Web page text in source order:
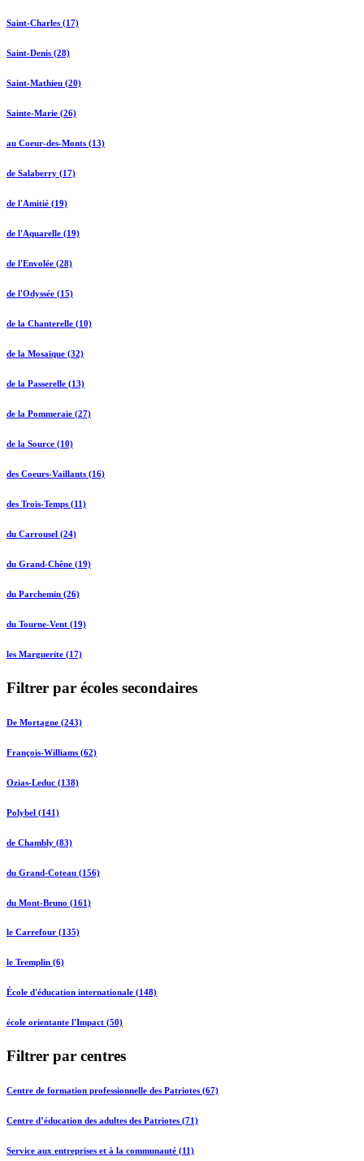
Saint-Charles (17)
Saint-Denis (28)
Saint-Mathieu (20)
Sainte-Marie (26)
au Coeur-des-Monts (13)
de Salaberry (17)
de l'Amitié (19)
de l'Aquarelle (19)
de l'Envolée (28)
de l'Odyssée (15)
de la Chanterelle (10)
de la Mosaïque (32)
de la Passerelle (13)
de la Pommeraie (27)
de la Source (10)
des Coeurs-Vaillants (16)
des Trois-Temps (11)
du Carrousel (24)
du Grand-Chêne (19)
du Parchemin (26)
du Tourne-Vent (19)
les Marguerite (17)
Filtrer par écoles secondaires
De Mortagne (243)
François-Williams (62)
Ozias-Leduc (138)
Polybel (141)
de Chambly (83)
du Grand-Coteau (156)
du Mont-Bruno (161)
le Carrefour (135)
le Tremplin (6)
École d'éducation internationale (148)
école orientante l'Impact (50)
Filtrer par centres
Centre de formation professionnelle des Patriotes (67)
Centre d’éducation des adultes des Patriotes (71)
Service aux entreprises et à la communauté (11)